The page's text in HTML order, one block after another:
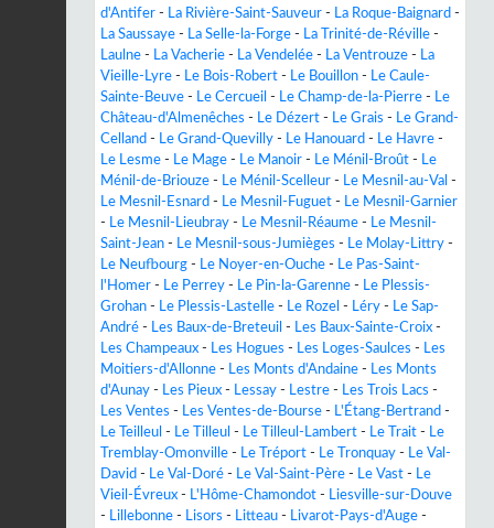
d'Antifer - La Rivière-Saint-Sauveur - La Roque-Baignard -
La Saussaye - La Selle-la-Forge - La Trinité-de-Réville -
Laulne - La Vacherie - La Vendelée - La Ventrouze - La
Vieille-Lyre - Le Bois-Robert - Le Bouillon - Le Caule-
Sainte-Beuve - Le Cercueil - Le Champ-de-la-Pierre - Le
Château-d'Almenêches - Le Dézert - Le Grais - Le Grand-
Celland - Le Grand-Quevilly - Le Hanouard - Le Havre -
Le Lesme - Le Mage - Le Manoir - Le Ménil-Broût - Le
Ménil-de-Briouze - Le Ménil-Scelleur - Le Mesnil-au-Val -
Le Mesnil-Esnard - Le Mesnil-Fuguet - Le Mesnil-Garnier
- Le Mesnil-Lieubray - Le Mesnil-Réaume - Le Mesnil-
Saint-Jean - Le Mesnil-sous-Jumièges - Le Molay-Littry -
Le Neufbourg - Le Noyer-en-Ouche - Le Pas-Saint-
l'Homer - Le Perrey - Le Pin-la-Garenne - Le Plessis-
Grohan - Le Plessis-Lastelle - Le Rozel - Léry - Le Sap-
André - Les Baux-de-Breteuil - Les Baux-Sainte-Croix -
Les Champeaux - Les Hogues - Les Loges-Saulces - Les
Moitiers-d'Allonne - Les Monts d'Andaine - Les Monts
d'Aunay - Les Pieux - Lessay - Lestre - Les Trois Lacs -
Les Ventes - Les Ventes-de-Bourse - L'Étang-Bertrand -
Le Teilleul - Le Tilleul - Le Tilleul-Lambert - Le Trait - Le
Tremblay-Omonville - Le Tréport - Le Tronquay - Le Val-
David - Le Val-Doré - Le Val-Saint-Père - Le Vast - Le
Vieil-Évreux - L'Hôme-Chamondot - Liesville-sur-Douve
- Lillebonne - Lisors - Litteau - Livarot-Pays-d'Auge -